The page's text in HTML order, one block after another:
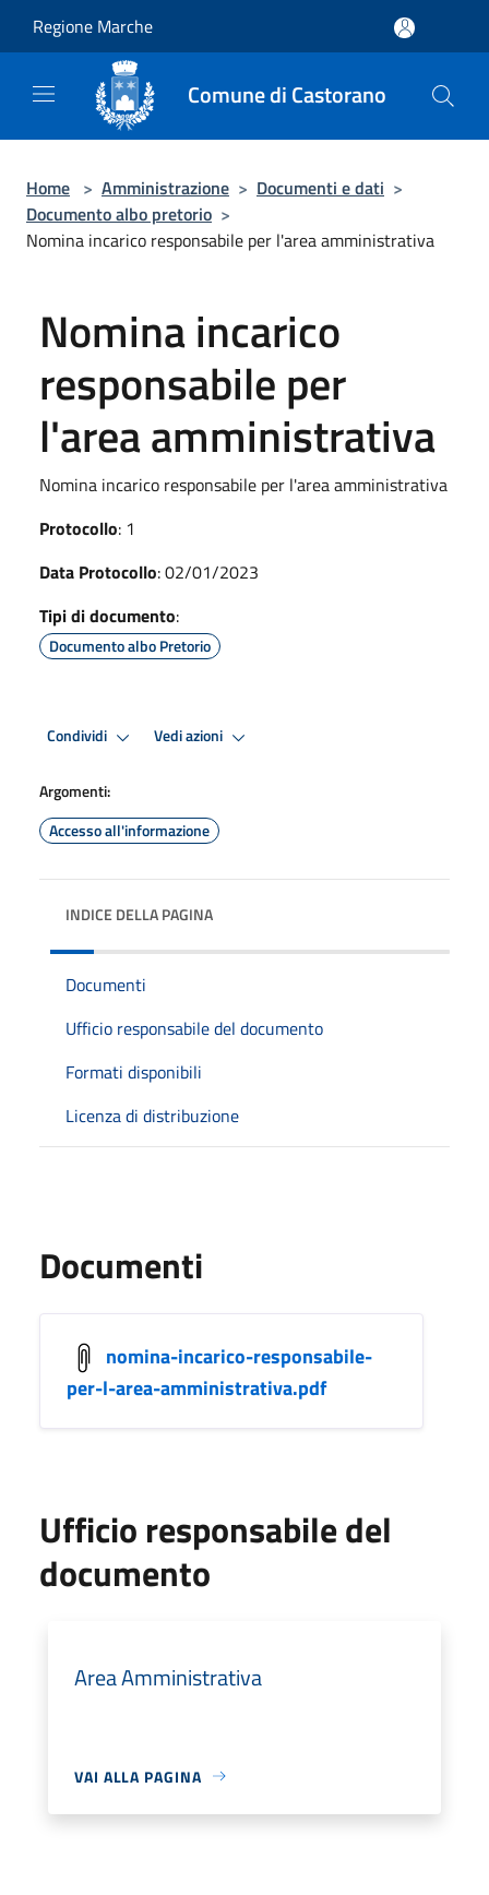
Regione Marche
Comune di Castorano
Home > Amministrazione > Documenti e dati >
Documento albo pretorio >
Nomina incarico responsabile per l'area amministrativa
Nomina incarico
responsabile per
l'area amministrativa
Nomina incarico responsabile per l'area amministrativa
Protocollo: 1
Data Protocollo: 02/01/2023
Tipi di documento:
Documento albo Pretorio
Condividi Vedi azioni
Argomenti:
Accesso all'informazione
INDICE DELLA PAGINA
Documenti
Ufficio responsabile del documento
Formati disponibili
Licenza di distribuzione
Documenti
nomina-incarico-responsabile-
per-l-area-amministrativa.pdf
Ufficio responsabile del
documento
Area Amministrativa
VAI ALLA PAGINA